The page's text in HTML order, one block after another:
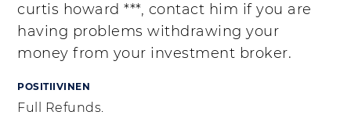
curtis howard ***, contact him if you are
having problems withdrawing your
money from your investment broker.
POSITIIVINEN
Full Refunds.